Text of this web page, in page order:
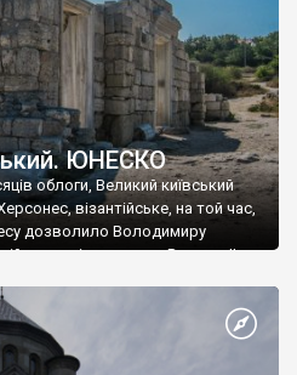
ЮНЕСКО
облоги, Великий київський
візантійське, на той час,
дозволило Володимиру
імператору Василю ІІ, та
став Василем-християнином.
На честь Херсонесу Таврійського